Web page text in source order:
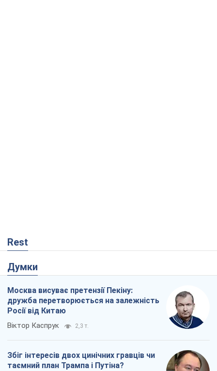
Rest
Думки
Москва висуває претензії Пекіну:
дружба перетворюється на залежність
Росії від Китаю
Віктор Каспрук 2,3 т.
Збіг інтересів двох цинічних гравців чи
таємний план Трампа і Путіна?